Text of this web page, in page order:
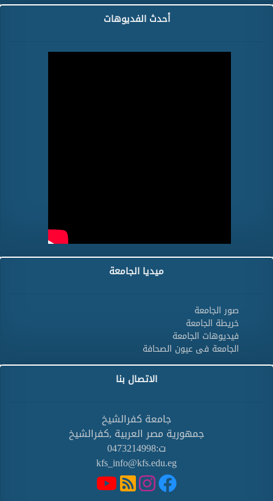
أحدث الفديوهات
ميديا الجامعة
صور الجامعة
خريطة الجامعة
فيديوهات الجامعة
الجامعة فى عيون الصحافة
الاتصال بنا
جامعة كفرالشيخ
جمهورية مصر العربية ,كفرالشيخ
ت:0473214998
kfs_info@kfs.edu.eg